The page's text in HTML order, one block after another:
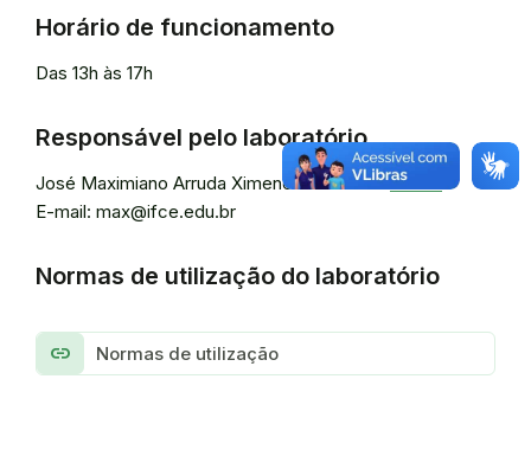
Horário de funcionamento
Das 13h às 17h
Responsável pelo laboratório
José Maximiano Arruda Ximenes de Lima-Lattes
E-mail: max@ifce.edu.br
Normas de utilização do laboratório
link Normas de utilização